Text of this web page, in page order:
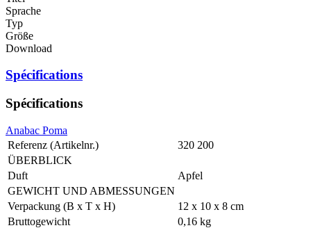
Sprache
Typ
Größe
Download
Spécifications
Spécifications
Anabac Poma
Referenz (Artikelnr.)
320 200
ÜBERBLICK
Duft
Apfel
GEWICHT UND ABMESSUNGEN
Verpackung (B x T x H)
12 x 10 x 8 cm
Bruttogewicht
0,16 kg